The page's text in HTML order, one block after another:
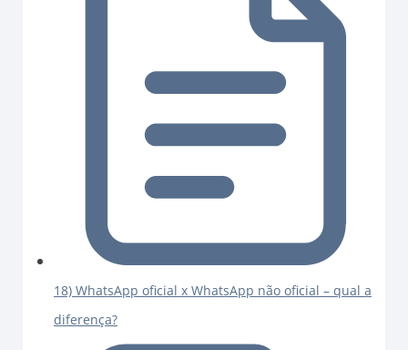
18) WhatsApp oficial x WhatsApp não oficial – qual a
diferença?